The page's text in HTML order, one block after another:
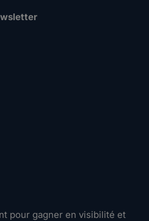
pour gagner en visibilité et